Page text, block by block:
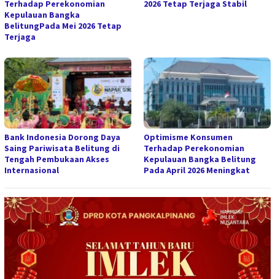
Terhadap Perekonomian
Kepulauan Bangka
BelitungPada Mei 2026 Tetap
Terjaga
2026 Tetap Terjaga Stabil
Bank Indonesia Dorong Daya
Saing Pariwisata Belitung di
Tengah Pembukaan Akses
Internasional
Optimisme Konsumen
Terhadap Perekonomian
Kepulauan Bangka Belitung
Pada April 2026 Meningkat